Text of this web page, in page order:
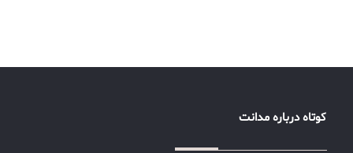
کوتاه درباره مدانت